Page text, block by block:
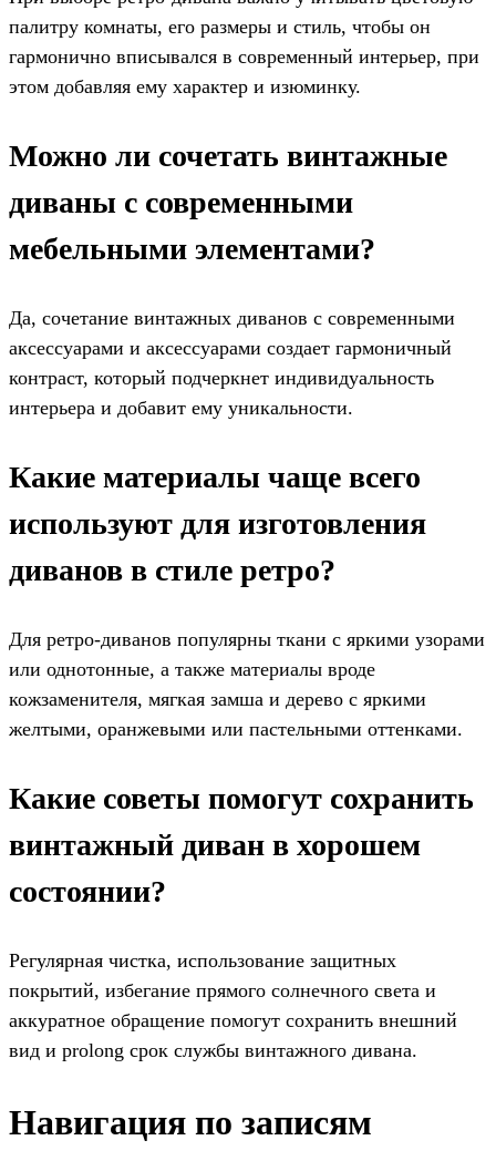
палитру комнаты, его размеры и стиль, чтобы он
гармонично вписывался в современный интерьер, при
этом добавляя ему характер и изюминку.
Можно ли сочетать винтажные
диваны с современными
мебельными элементами?
Да, сочетание винтажных диванов с современными
аксессуарами и аксессуарами создает гармоничный
контраст, который подчеркнет индивидуальность
интерьера и добавит ему уникальности.
Какие материалы чаще всего
используют для изготовления
диванов в стиле ретро?
Для ретро-диванов популярны ткани с яркими узорами
или однотонные, а также материалы вроде
кожзаменителя, мягкая замша и дерево с яркими
желтыми, оранжевыми или пастельными оттенками.
Какие советы помогут сохранить
винтажный диван в хорошем
состоянии?
Регулярная чистка, использование защитных
покрытий, избегание прямого солнечного света и
аккуратное обращение помогут сохранить внешний
вид и prolong срок службы винтажного дивана.
Навигация по записям